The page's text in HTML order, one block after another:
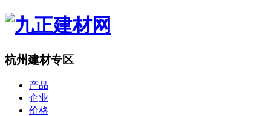
杭州建材专区
产品
企业
价格